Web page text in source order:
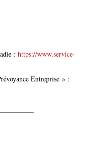
: https://www.service-
Entreprise » :